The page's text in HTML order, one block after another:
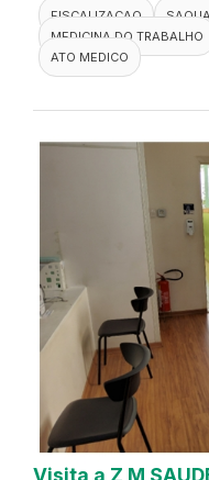
FISCALIZACAO
MEDICINA DO TRABALHO
ATO MEDICO
Visita a Z M